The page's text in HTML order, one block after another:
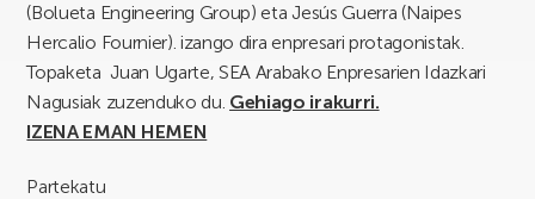
(Bolueta Engineering Group) eta Jesús Guerra (Naipes
Hercalio Fournier). izango dira enpresari protagonistak.
Topaketa Juan Ugarte, SEA Arabako Enpresarien Idazkari
Nagusiak zuzenduko du. Gehiago irakurri.
IZENA EMAN HEMEN
Partekatu